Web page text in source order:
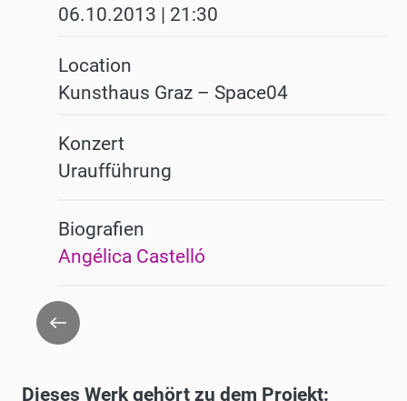
06.10.2013 | 21:30
Location
Kunsthaus Graz – Space04
Konzert
Uraufführung
Biografien
Angélica Castelló
Zurück
Dieses Werk gehört zu dem Projekt: